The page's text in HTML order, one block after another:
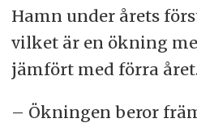
Hamn under årets
vilket är en ökning
jämfört med förra
– Ökningen beror